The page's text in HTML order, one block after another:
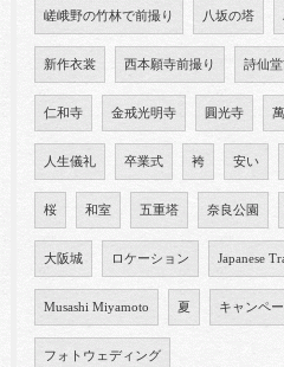
嵯峨野の竹林で前撮り 八坂の塔
新作衣裳 西本願寺前撮り 詩仙堂
仁和寺 金戒光明寺 圓光寺
人生儀礼 卒業式 袴 安い
桜 和室 五重塔 奈良公園
大阪城 ロケーション Japanese
Musashi Miyamoto 夏 キャンペ
フォトウェディング